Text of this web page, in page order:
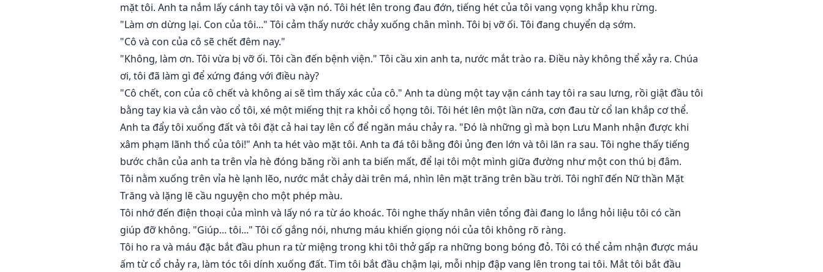
mặt tôi. Anh ta nắm lấy cánh tay tôi và vặn nó. Tôi hét lên trong đau đớn, tiếng hét của tôi vang vọng khắp khu rừng.
"Làm ơn dừng lại. Con của tôi..." Tôi cảm thấy nước chảy xuống chân mình. Tôi bị vỡ ối. Tôi đang chuyển dạ sớm.
"Cô và con của cô sẽ chết đêm nay."
"Không, làm ơn. Tôi vừa bị vỡ ối. Tôi cần đến bệnh viện." Tôi cầu xin anh ta, nước mắt trào ra. Điều này không thể xảy ra. Chúa
ơi, tôi đã làm gì để xứng đáng với điều này?
"Cô chết, con của cô chết và không ai sẽ tìm thấy xác của cô." Anh ta dùng một tay vặn cánh tay tôi ra sau lưng, rồi giật đầu tôi
bằng tay kia và cắn vào cổ tôi, xé một miếng thịt ra khỏi cổ họng tôi. Tôi hét lên một lần nữa, cơn đau từ cổ lan khắp cơ thể.
Anh ta đẩy tôi xuống đất và tôi đặt cả hai tay lên cổ để ngăn máu chảy ra. "Đó là những gì mà bọn Lưu Manh nhận được khi
xâm phạm lãnh thổ của tôi!" Anh ta hét vào mặt tôi. Anh ta đá tôi bằng đôi ủng đen lớn và tôi lăn ra sau. Tôi nghe thấy tiếng
bước chân của anh ta trên vỉa hè đóng băng rồi anh ta biến mất, để lại tôi một mình giữa đường như một con thú bị đâm.
Tôi nằm xuống trên vỉa hè lạnh lẽo, nước mắt chảy dài trên má, nhìn lên mặt trăng trên bầu trời. Tôi nghĩ đến Nữ thần Mặt
Trăng và lặng lẽ cầu nguyện cho một phép màu.
Tôi nhớ đến điện thoại của mình và lấy nó ra từ áo khoác. Tôi nghe thấy nhân viên tổng đài đang lo lắng hỏi liệu tôi có cần
giúp đỡ không. "Giúp... tôi..." Tôi cố gắng nói, nhưng máu khiến giọng nói của tôi không rõ ràng.
Tôi ho ra và máu đặc bắt đầu phun ra từ miệng trong khi tôi thở gấp ra những bong bóng đỏ. Tôi có thể cảm nhận được máu
ấm từ cổ chảy ra, làm tóc tôi dính xuống đất. Tim tôi bắt đầu chậm lại, mỗi nhịp đập vang lên trong tai tôi. Mắt tôi bắt đầu